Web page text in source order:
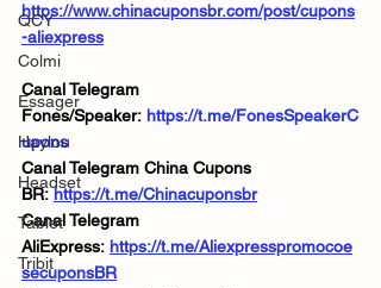
QCY
Colmi
Essager
Haylou
Headset
Tablet
Tribit
https://www.chinacuponsbr.com/post/cupons
-aliexpress
Canal Telegram
Fones/Speaker: https://t.me/FonesSpeakerC
upons
Canal Telegram China Cupons
BR: https://t.me/Chinacuponsbr
Canal Telegram
AliExpress: https://t.me/Aliexpresspromocoe
secuponsBR